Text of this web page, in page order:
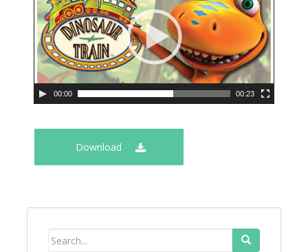
00:00 00:23
Download